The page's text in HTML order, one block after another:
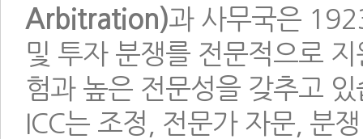
Arbitration)과 사무국은
및 투자 분쟁를 전문적으로
험과 높은 전문성을 갖추고 있
ICC는 조정, 전문가 자문, 분